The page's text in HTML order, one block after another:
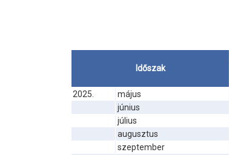
Időszak
2025.
május
június
július
augusztus
szeptember